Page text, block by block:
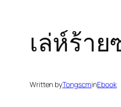
เล่ห์ร้า
Written byTongscminEbook